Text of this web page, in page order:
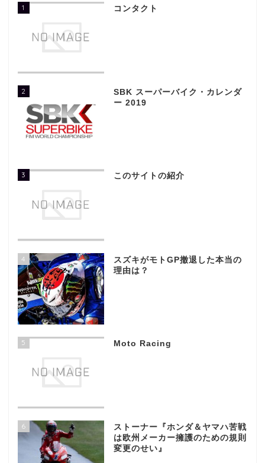
1 コンタクト
2
SBK スーパーバイク・カレンダ
ー 2019
3 このサイトの紹介
4
スズキがモトGP撤退した本当の
理由は？
5 Moto Racing
6
ストーナー『ホンダ＆ヤマハ苦戦
は欧州メーカー擁護のための規則
変更のせい』